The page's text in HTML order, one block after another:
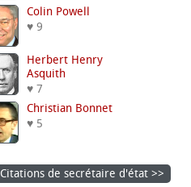
Colin Powell
♥ 9
Herbert Henry
Asquith
♥ 7
Christian Bonnet
♥ 5
Citations de secrétaire d'état >>